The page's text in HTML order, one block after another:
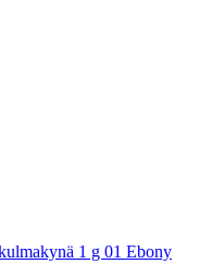
1 g 01 Ebony